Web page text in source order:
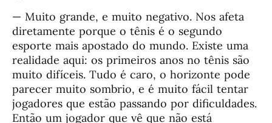
— Muito grande, e muito negativo. Nos afeta
diretamente porque o tênis é o segundo
esporte mais apostado do mundo. Existe uma
realidade aqui: os primeiros anos no tênis são
muito difíceis. Tudo é caro, o horizonte pode
parecer muito sombrio, e é muito fácil tentar
jogadores que estão passando por dificuldades.
Então um jogador que vê que não está